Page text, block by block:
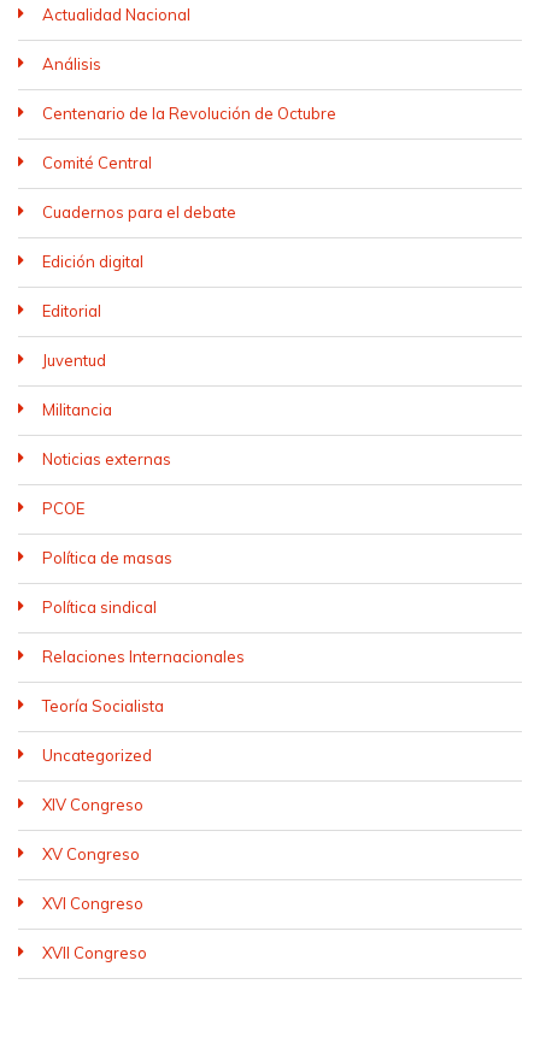
Actualidad Nacional
Análisis
Centenario de la Revolución de Octubre
Comité Central
Cuadernos para el debate
Edición digital
Editorial
Juventud
Militancia
Noticias externas
PCOE
Política de masas
Política sindical
Relaciones Internacionales
Teoría Socialista
Uncategorized
XIV Congreso
XV Congreso
XVI Congreso
XVII Congreso